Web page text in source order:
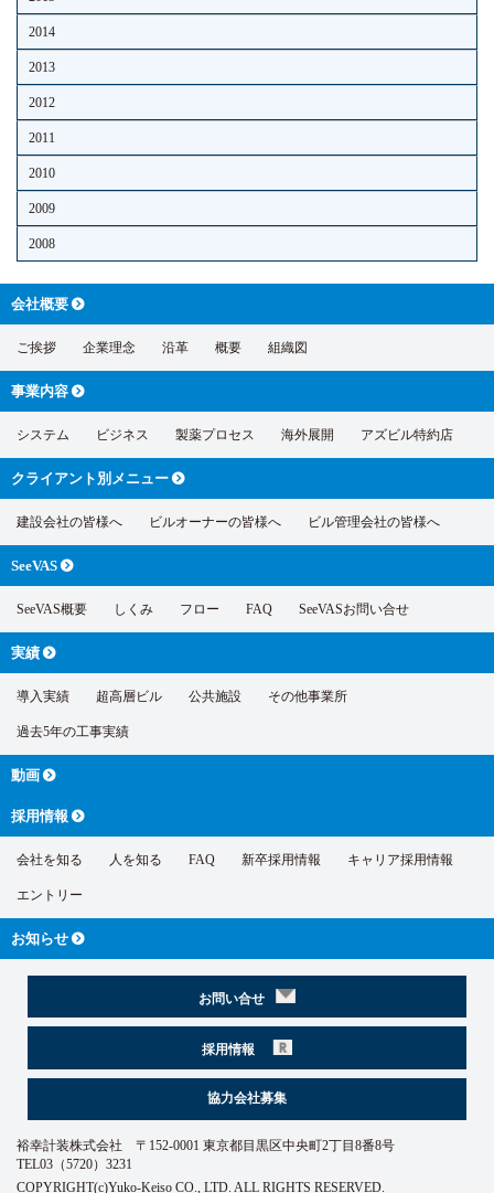
2014
2013
2012
2011
2010
2009
2008
会社概要
ご挨拶 企業理念 沿革 概要 組織図
事業内容
システム ビジネス 製薬プロセス 海外展開 アズビル特約店
クライアント別 メニュー
建設会社の皆様へ ビルオーナーの皆様へ ビル管理会社の皆様へ
SeeVAS
SeeVAS概要 しくみ フロー FAQ SeeVASお問い合せ
実績
導入実績 超高層ビル 公共施設 その他事業所
過去5年の工事実績
動画
採用情報
会社を知る 人を知る FAQ 新卒採用情報 キャリア採用情報
エントリー
お知らせ
お問い合せ
採用情報
協力会社募集
裕幸計装株式会社 〒152-0001 東京都目黒区中央町2丁目8番8号
TEL03（5720）3231
COPYRIGHT(c)Yuko-Keiso CO., LTD. ALL RIGHTS RESERVED.